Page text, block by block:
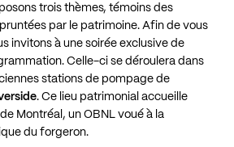
trois thèmes, témoins des
par le patrimoine. Afin de vous
invitons à une soirée exclusive de
Celle-ci se déroulera dans
stations de pompage de
. Ce lieu patrimonial accueille
Montréal, un OBNL voué à la
du forgeron.